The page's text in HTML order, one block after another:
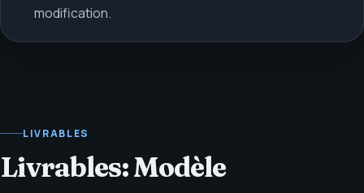
modification.
LIVRABLES
Livrables: Modèle